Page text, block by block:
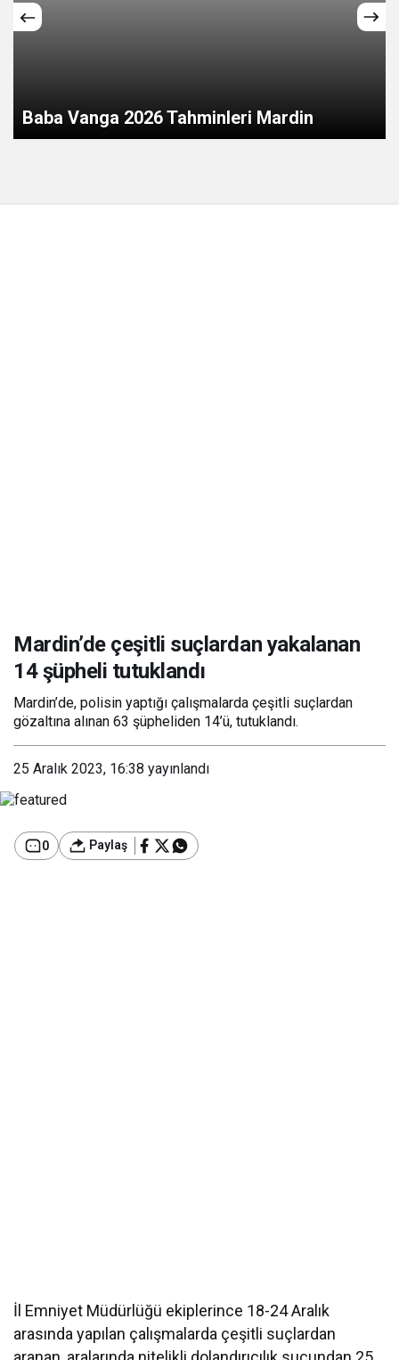
Baba Vanga 2026 Tahminleri Mardin
Mardin’de çeşitli suçlardan yakalanan
14 şüpheli tutuklandı
Mardin’de, polisin yaptığı çalışmalarda çeşitli suçlardan
gözaltına alınan 63 şüpheliden 14’ü, tutuklandı.
25 Aralık 2023, 16:38 yayınlandı
0 Paylaş
İl Emniyet Müdürlüğü ekiplerince 18-24 Aralık
arasında yapılan çalışmalarda çeşitli suçlardan